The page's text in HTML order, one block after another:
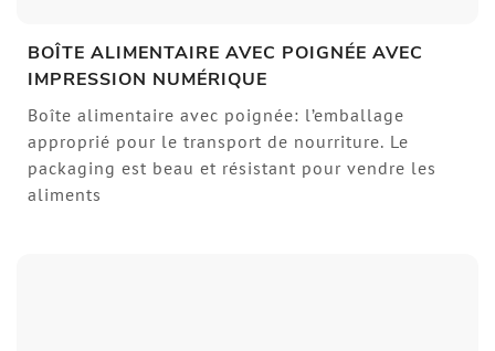
BOÎTE ALIMENTAIRE AVEC POIGNÉE AVEC
IMPRESSION NUMÉRIQUE
Boîte alimentaire avec poignée: l’emballage
approprié pour le transport de nourriture. Le
packaging est beau et résistant pour vendre les
aliments